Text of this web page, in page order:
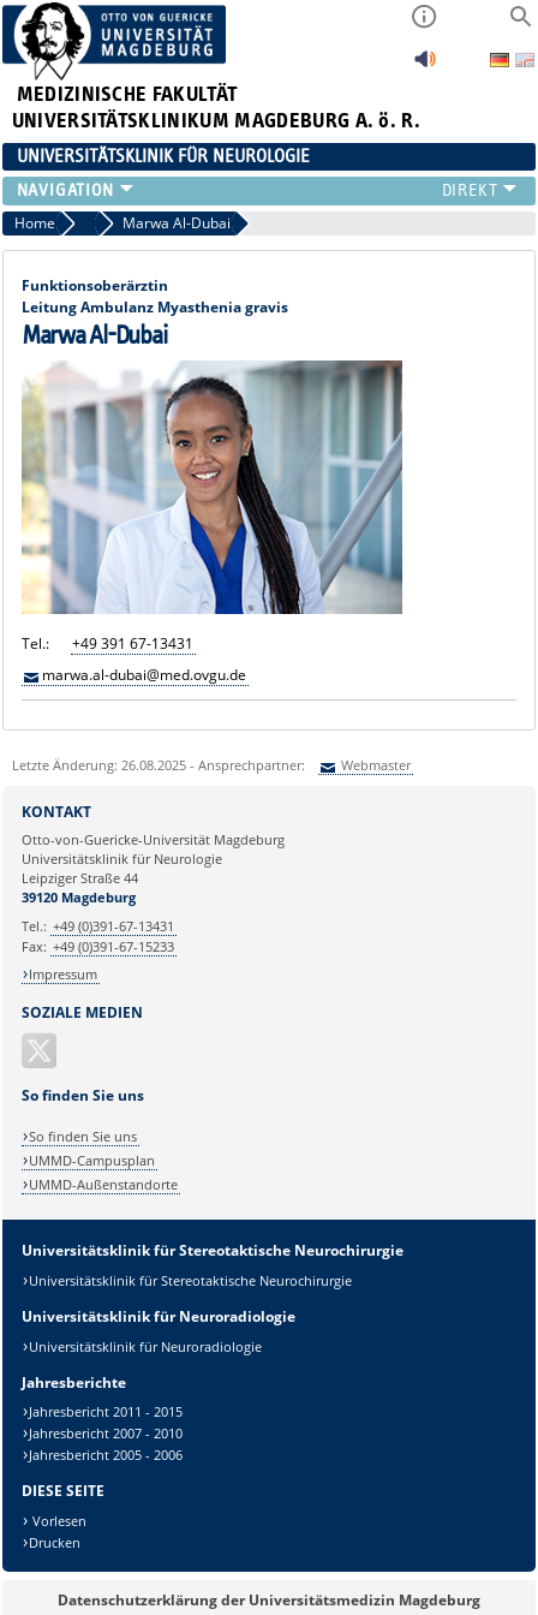
MEDIZINISCHE FAKULTÄT
UNIVERSITÄTSKLINIKUM MAGDEBURG A. ö. R.
UNIVERSITÄTSKLINIK FÜR NEUROLOGIE
TEAM
SCHWERPUNKTE
PATIENTEN/BESUCHER
ÄRZTE/ZUWEISER
FORSCHUNG
LEHRE UND AUSBILDUNG
BEWERBER
NEUVANET SAN
Home OberärzteMarwa Al-Dubai
Funktionsoberärztin
Leitung Ambulanz Myasthenia gravis
Marwa Al-Dubai
Tel.:
+49 391 67-13431
marwa.al-dubai@med.ovgu.de
Letzte Änderung: 26.08.2025 - Ansprechpartner: Webmaster
Sie können eine Nachricht versenden an:
Ihre E-Mailadresse:
Ihr Anliegen:
Sicherheitsabfrage:
Lösung:
SOZIALE MEDIEN
KONTAKT
Otto-von-Guericke-Universität Magdeburg
Universitätsklinik für Neurologie
Leipziger Straße 44
39120 Magdeburg
Tel.: +49 (0)391-67-13431
Fax: +49 (0)391-67-15233
Impressum
So finden Sie uns
So finden Sie uns
UMMD-Campusplan
UMMD-Außenstandorte
Universitätsklinik für Stereotaktische Neurochirurgie
Universitätsklinik für Stereotaktische Neurochirurgie
Universitätsklinik für Neuroradiologie
Universitätsklinik für Neuroradiologie
Jahresberichte
Jahresbericht 2011 - 2015
Jahresbericht 2007 - 2010
Jahresbericht 2005 - 2006
DIESE SEITE
Vorlesen
Drucken
Datenschutzerklärung der Universitätsmedizin Magdeburg